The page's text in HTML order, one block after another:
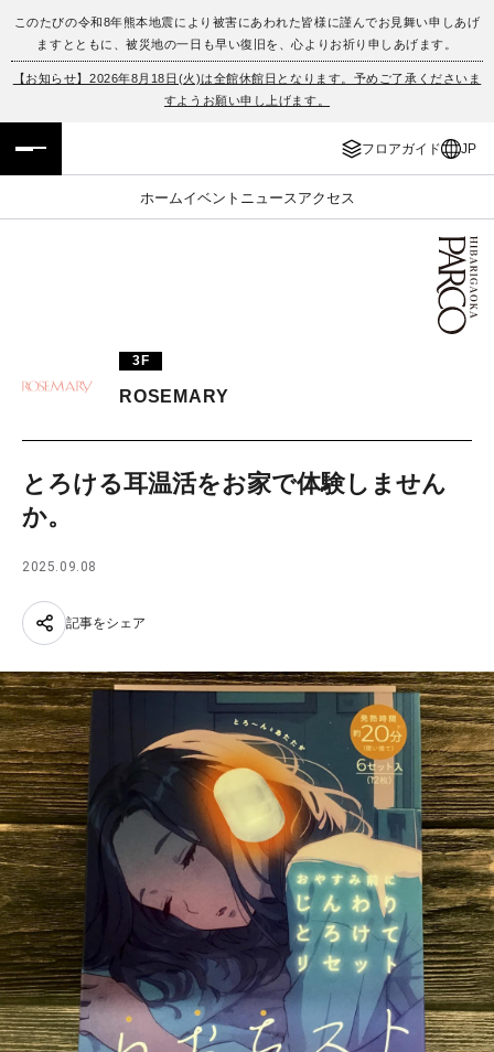
このたびの令和8年熊本地震により被害にあわれた皆様に謹んでお見舞い申しあげ
ますとともに、被災地の一日も早い復旧を、心よりお祈り申しあげます。
【お知らせ】2026年8月18日(火)は全館休館日となります。予めご了承くださいま
すようお願い申し上げます。
フロアガイド JP
ホームイベント ニュース アクセス
フロアガイド
イベント・ポップアップ
ニュース
PARCOメンバーズ
ENGLISH
簡体字
한국어
3F
ROSEMARY
とろける耳温活をお家で体験しません
か。
2025.09.08
記事をシェア